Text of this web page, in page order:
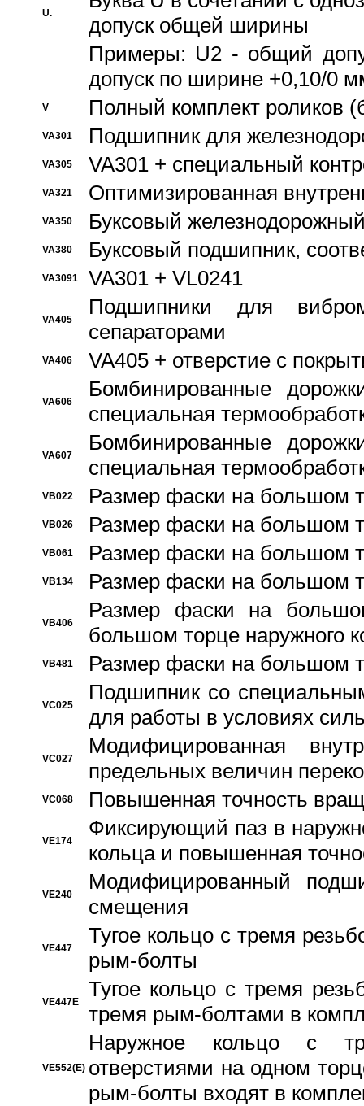
U.
допуск общей ширины
Примеры: U2 - общий
допуск по ширине +0,10/0
V Полный комплект роликов
VA301 Подшипник для
VA305 VA301 + специальный
VA321 Оптимизированная
VA350 Буксовый
VA380 Буксовый подшипник,
VA3091 VA301 + VL0241
VA405
Подшипники для
сепараторами
VA406 VA405 + отверстие с
VA606
Бомбинированные
специальная
VA607
Бомбинированные
специальная
VB022 Размер фаски на большом
VB026 Размер фаски на большом
VB061 Размер фаски на большом
VB134 Размер фаски на большом
VB406
Размер фаски на
большом торце наружного
VB481 Размер фаски на большом
VC025
Подшипник со
для работы в условиях
VC027
Модифицированная
предельных величин
VC068 Повышенная точность
VE174
Фиксирующий паз в
кольца и повышенная
VE240
Модифицированный
смещения
VE447
Тугое кольцо с тремя
рым-болты
VE447E
Тугое кольцо с тремя
тремя рым-болтами в
VE552(E)
Наружное кольцо с
отверстиями на одном
рым-болты входят в